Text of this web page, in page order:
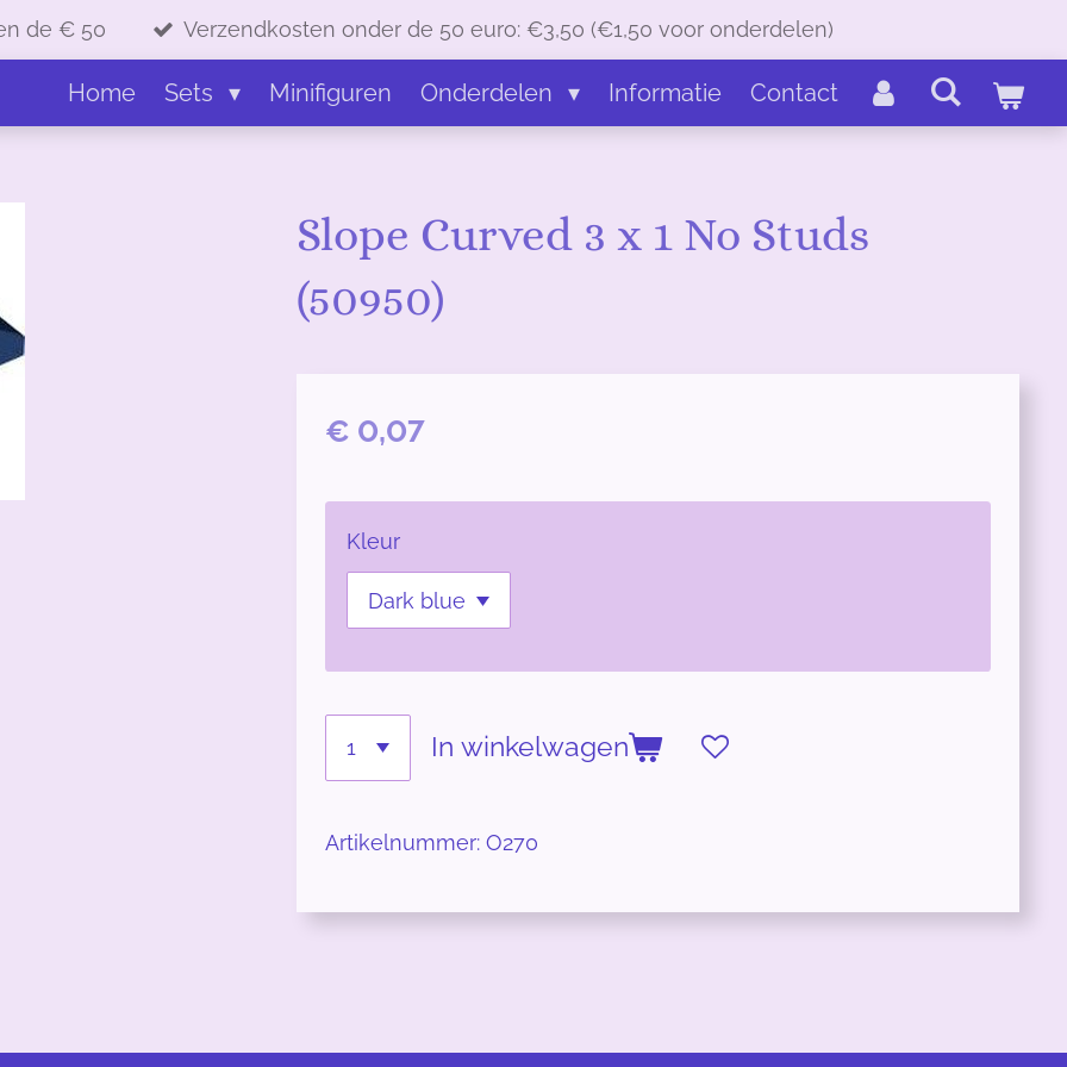
de € 50 Verzendkosten onder de 50 euro: €3,50 (€1,50 voor onderdelen)
Home Sets Minifiguren Onderdelen Informatie Contact
Slope Curved 3 x 1 No Studs
(50950)
€ 0,07
Kleur
In winkelwagen
Artikelnummer: O270